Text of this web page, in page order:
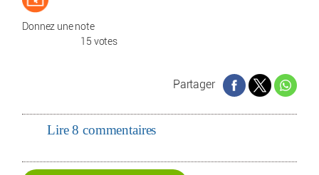
Donnez une note
15 votes
Partager
Lire 8 commentaires